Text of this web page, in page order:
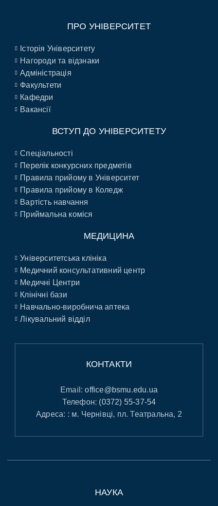
ПРО УНІВЕРСИТЕТ
Історія Університету
Нагороди та відзнаки
Адміністрація
Факультети
Кафедри
Вакансії
ВСТУП ДО УНІВЕРСИТЕТУ
Спеціальності
Перелік конкурсних предметів
Правила прийому в Університет
Правила прийому в Коледж
Вартість навчання
Приймальна коміся
МЕДИЦИНА
Університетська клініка
Медичний консультативний центр
Медичні Центри
Клінічні бази
Навчально-виробнича аптека
Лікувальний відділ
КОНТАКТИ
Email:office@bsmu.edu.ua
Телефон: (0372) 55-37-54
Адреса: : м. Чернівці, пл. Театральна, 2
НАУКА